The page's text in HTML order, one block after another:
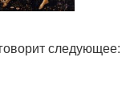
следующее: